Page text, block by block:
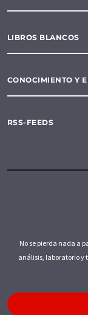
LIBROS BLANCOS
CONOCIMIENTO Y
RSS-FEEDS
No se pierda nada a
análisis, laboratorio y